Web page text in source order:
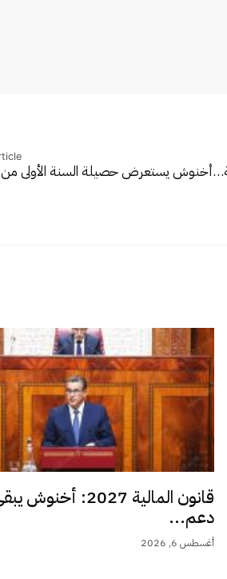
أخنوش يستعرض حصيلة السنة الأولى من
قانون المالية 2027:
دعم...
أغسطس 6, 2026